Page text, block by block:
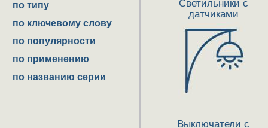
по типу
по ключевому слову
по популярности
по применению
по названию серии
Светильники с
датчиками
Выключатели с